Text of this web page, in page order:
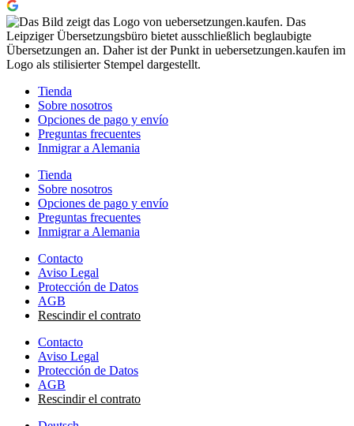
Tienda
Sobre nosotros
Opciones de pago y envío
Preguntas frecuentes
Inmigrar a Alemania
Tienda
Sobre nosotros
Opciones de pago y envío
Preguntas frecuentes
Inmigrar a Alemania
Contacto
Aviso Legal
Protección de Datos
AGB
Rescindir el contrato
Contacto
Aviso Legal
Protección de Datos
AGB
Rescindir el contrato